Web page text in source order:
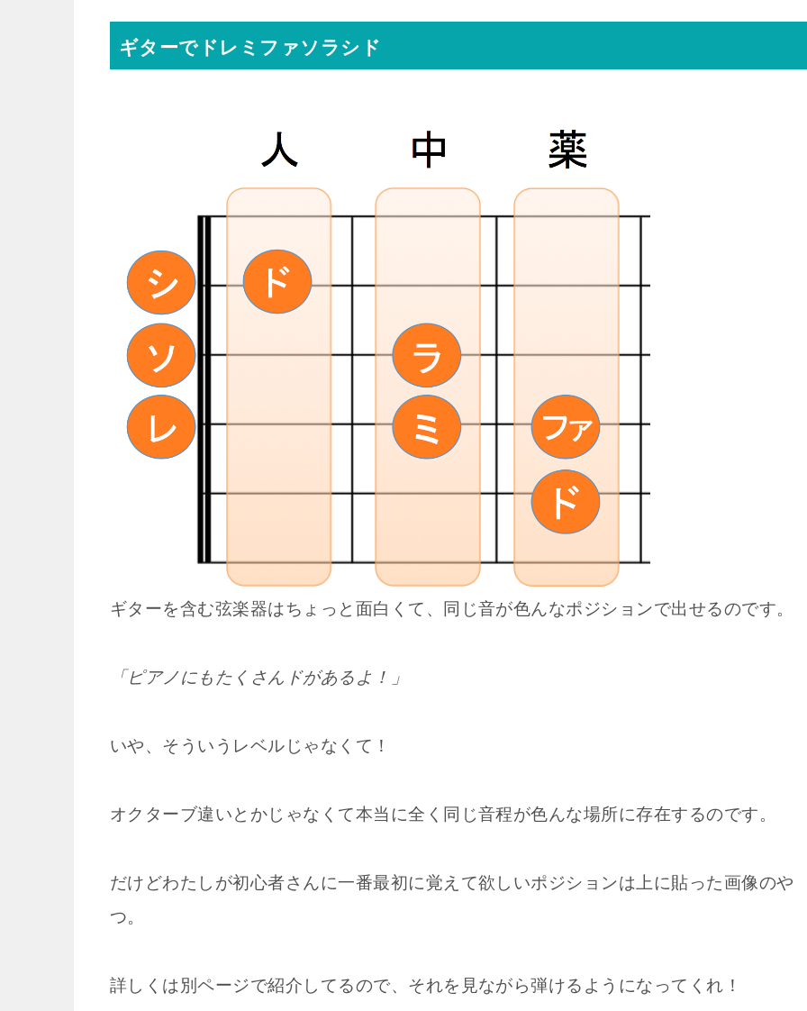
ギターでドレミファソラシド
ギターを含む弦楽器はちょっと面白くて、同じ音が色んなポジションで出せるのです。
「ピアノにもたくさんドがあるよ！」
いや、そういうレベルじゃなくて！
オクターブ違いとかじゃなくて本当に全く同じ音程が色んな場所に存在するのです。
だけどわたしが初心者さんに一番最初に覚えて欲しいポジションは上に貼った画像のや
つ。
詳しくは別ページで紹介してるので、それを見ながら弾けるようになってくれ！